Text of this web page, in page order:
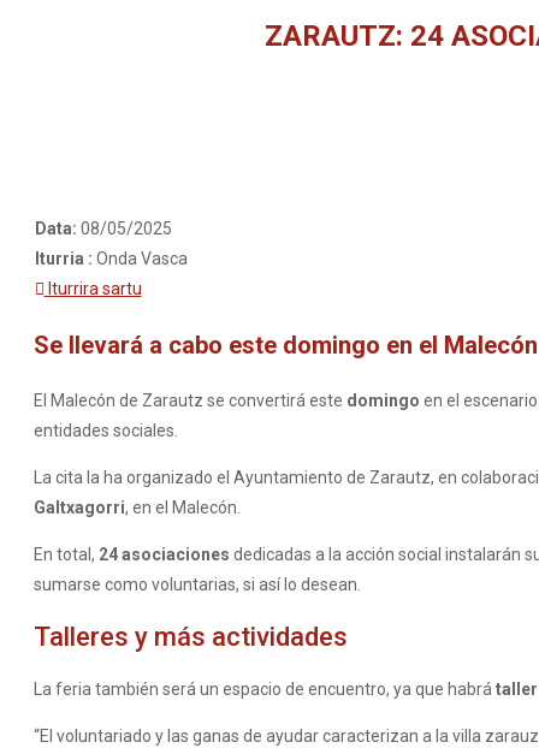
ZARAUTZ: 24
Data: 08/05/2025
Iturria : Onda Vasca
Iturrira sartu
Se llevará a cabo este domingo en el
El Malecón de Zarautz se convertirá este domingo en el
entidades sociales.
La cita la ha organizado el Ayuntamiento de Zarautz, en
Galtxagorri, en el Malecón.
En total, 24 asociaciones dedicadas a la acción social instalarán
sumarse como voluntarias, si así lo desean.
Talleres y más actividades
La feria también será un espacio de encuentro, ya que habrá
“El voluntariado y las ganas de ayudar caracterizan a la villa